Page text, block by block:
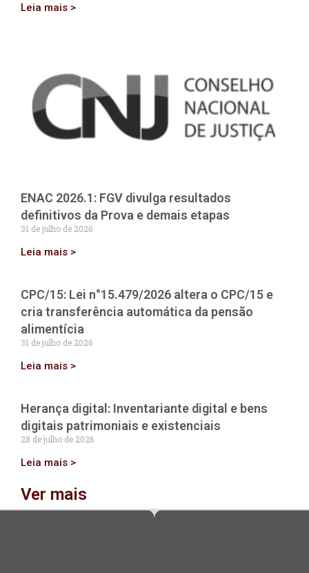
Leia mais >
ENAC 2026.1: FGV divulga resultados
definitivos da Prova e demais etapas
31 de julho de 2026
Leia mais >
CPC/15: Lei n°15.479/2026 altera o CPC/15 e
cria transferência automática da pensão
alimentícia
31 de julho de 2026
Leia mais >
Herança digital: Inventariante digital e bens
digitais patrimoniais e existenciais
28 de julho de 2026
Leia mais >
Ver mais